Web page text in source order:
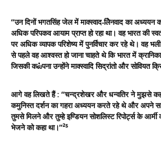
“उन दिनों भगतसिंह जेल में माक्स्वाद-लेिनवाद का अध्ययन
अधिक परिपकव आयाम प्राप्त हो रहा था। वह भारत की
पर अधिक व्यापक परिशेष्य में पुनर्विचार कर रहे थे। वह
से पहले वह आश्वस्त हो जाना चाहते थे कि भारत में
जिसकी कல்पना उन्होंने माक्स्वादि सिद्रांतो और
आगे वह लिखते हैं : “चन्द्रशेखर और धन्वतिर ने मुझसे
कमुनिस्त दर्शन का गहरा अध्ययन करते रहे थे और अपने
तुमसे मिलने और तुम्हे इण्डियन सोशलिस्ट रिपोर्ट्स के
भेजने को कहा था।”²⁵